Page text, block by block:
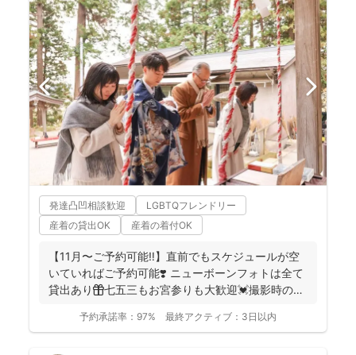
発達凸凹相談歓迎
LGBTQフレンドリー
産着の貸出OK
産着の着付OK
【11月〜ご予約可能‼︎】直前でもスケジュールが空
いていればご予約可能❣️ ニューボーンフォトは全て
貸出あり🎁七五三もお宮参りも大歓迎💓撮影時のみ
予約承諾率： 97% 最終アクティブ： 3日以内